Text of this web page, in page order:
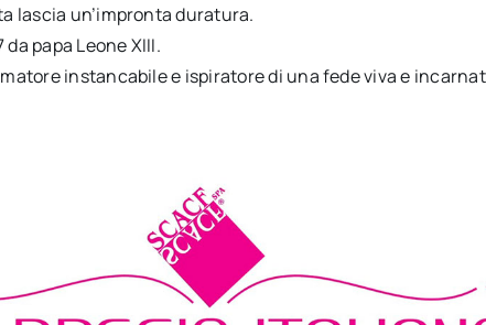
lascia un’impronta duratura.
papa Leone XIII.
instancabile e ispiratore di una fede viva e